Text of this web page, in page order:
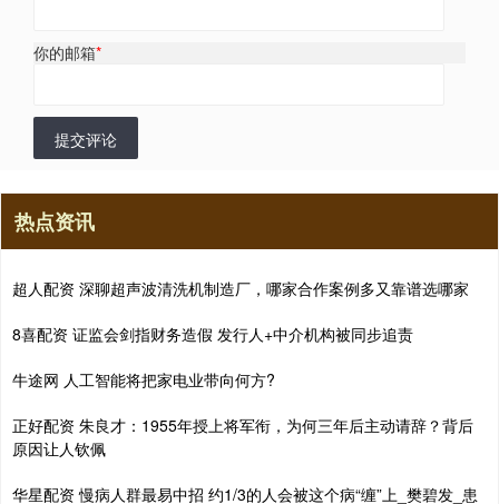
你的邮箱*
提交评论
热点资讯
超人配资 深聊超声波清洗机制造厂，哪家合作案例多又靠谱选哪家
8喜配资 证监会剑指财务造假 发行人+中介机构被同步追责
牛途网 人工智能将把家电业带向何方?
正好配资 朱良才：1955年授上将军衔，为何三年后主动请辞？背后
原因让人钦佩
华星配资 慢病人群最易中招 约1/3的人会被这个病“缠”上_樊碧发_患